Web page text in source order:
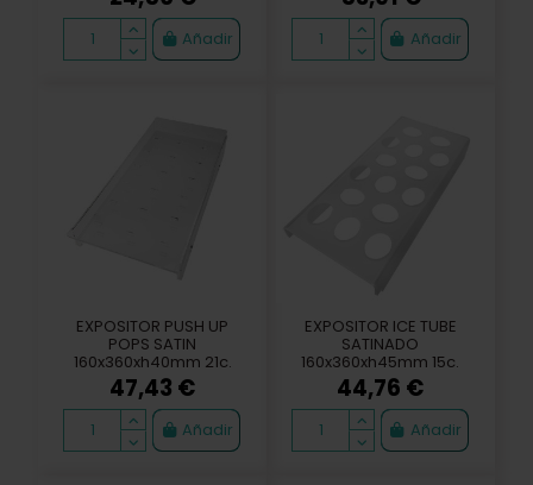
Añadir Añadir
EXPOSITOR PUSH UP
POPS SATIN
160x360xh40mm 21c.
47,43 €
Añadir
EXPOSITOR ICE TUBE
SATINADO
160x360xh45mm 15c.
44,76 €
Añadir